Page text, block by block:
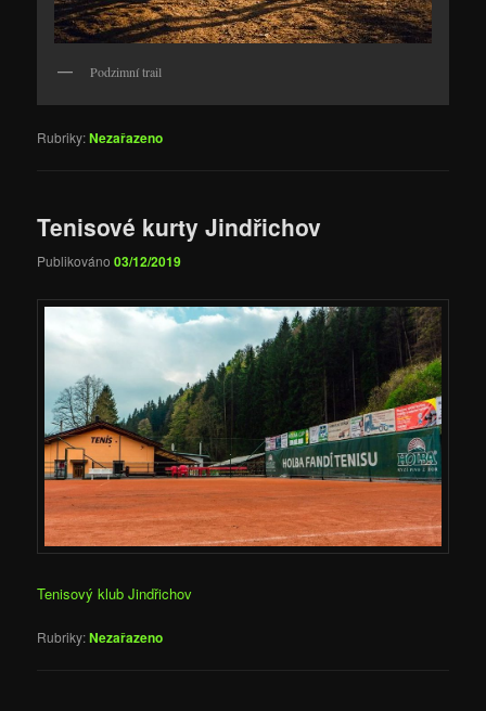
Podzimní trail
Rubriky:Nezařazeno
Tenisové kurty Jindřichov
Publikováno03/12/2019
Tenisový klub Jindřichov
Rubriky:Nezařazeno